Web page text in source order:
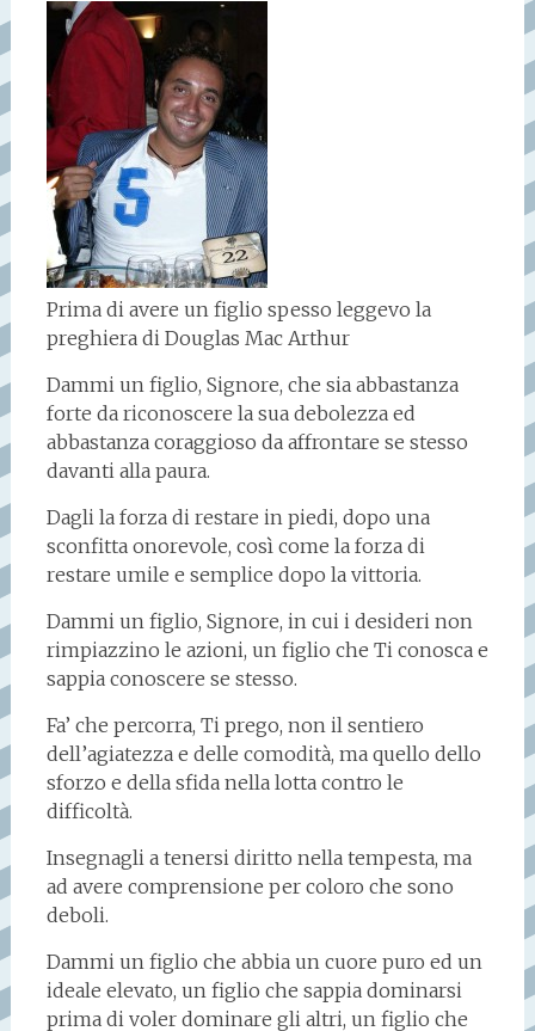
Prima di avere un figlio spesso leggevo la
preghiera di Douglas Mac Arthur
Dammi un figlio, Signore, che sia abbastanza
forte da riconoscere la sua debolezza ed
abbastanza coraggioso da affrontare se stesso
davanti alla paura.
Dagli la forza di restare in piedi, dopo una
sconfitta onorevole, così come la forza di
restare umile e semplice dopo la vittoria.
Dammi un figlio, Signore, in cui i desideri non
rimpiazzino le azioni, un figlio che Ti conosca e
sappia conoscere se stesso.
Fa’ che percorra, Ti prego, non il sentiero
dell’agiatezza e delle comodità, ma quello dello
sforzo e della sfida nella lotta contro le
difficoltà.
Insegnagli a tenersi diritto nella tempesta, ma
ad avere comprensione per coloro che sono
deboli.
Dammi un figlio che abbia un cuore puro ed un
ideale elevato, un figlio che sappia dominarsi
prima di voler dominare gli altri, un figlio che